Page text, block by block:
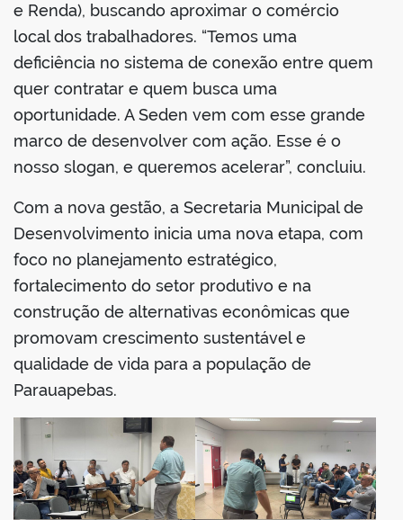
e Renda), buscando aproximar o comércio
local dos trabalhadores. “Temos uma
deficiência no sistema de conexão entre quem
quer contratar e quem busca uma
oportunidade. A Seden vem com esse grande
marco de desenvolver com ação. Esse é o
nosso slogan, e queremos acelerar”, concluiu.
Com a nova gestão, a Secretaria Municipal de
Desenvolvimento inicia uma nova etapa, com
foco no planejamento estratégico,
fortalecimento do setor produtivo e na
construção de alternativas econômicas que
promovam crescimento sustentável e
qualidade de vida para a população de
Parauapebas.